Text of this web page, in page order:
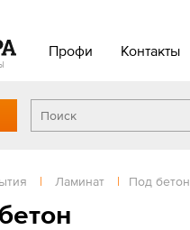
Профи Контакты
| Ламинат | Под бетон